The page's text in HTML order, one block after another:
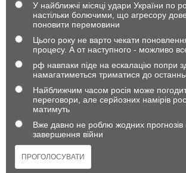
У найближчі місяці удари України по
настільки болючими, що агресору
поновити перемовини
Цього року не варто чекати
процесу. А от наступного - можливо
рф навпаки піде на ескалацію попри
намагатиметься триматися до
Найближчим часом росія може
переговори, але серйозних намірів
матимуть
Вже давно не роблю жодних
завершення війни